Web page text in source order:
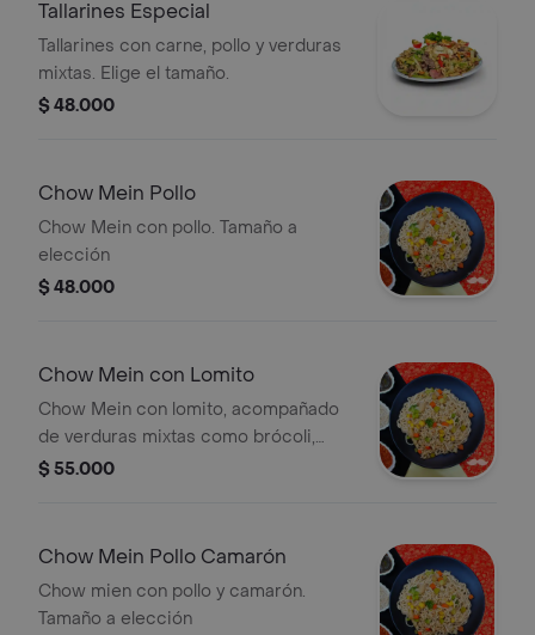
Tallarines Especial
Tallarines con carne, pollo y verduras
mixtas. Elige el tamaño.
$ 48.000
Chow Mein Pollo
Chow Mein con pollo. Tamaño a
elección
$ 48.000
Chow Mein con Lomito
Chow Mein con lomito, acompañado
de verduras mixtas como brócoli,
zanahoria y maíz. Tamaño a elección.
$ 55.000
Chow Mein Pollo Camarón
Chow mien con pollo y camarón.
Tamaño a elección